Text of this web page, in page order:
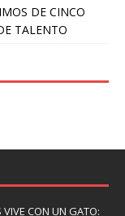
DE CINCO
TALENTO
CON UN GATO: